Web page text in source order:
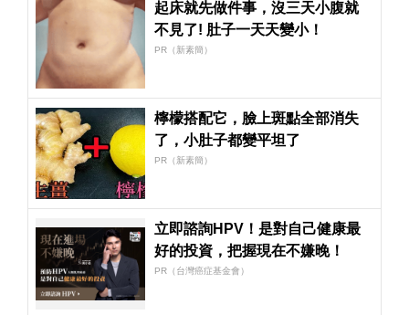
起床就先做件事，沒三天小腹就
不見了! 肚子一天天變小！
PR（新素簡）
檸檬搭配它，臉上斑點全部消失
了，小肚子都變平坦了
PR（新素簡）
立即諮詢HPV！是對自己健康最
好的投資，把握現在不嫌晚！
PR（台灣癌症基金會）